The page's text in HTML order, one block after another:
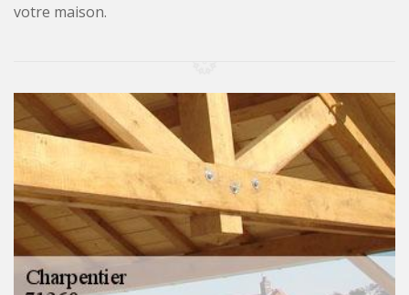
votre maison.